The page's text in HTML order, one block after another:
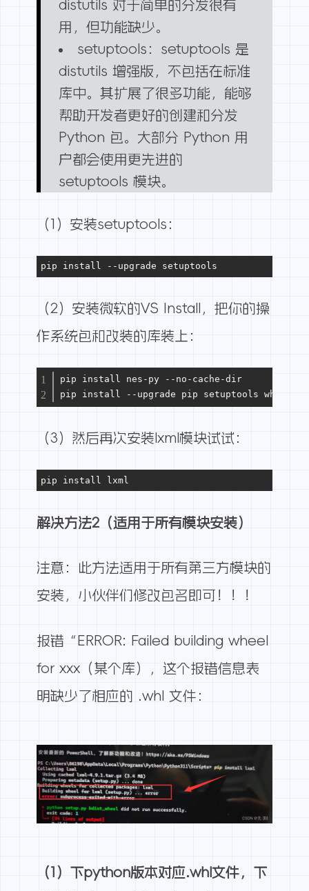
distutils 对于简单的分发很有
用，但功能缺少。
setuptools：setuptools 是
distutils 增强版，不包括在标准
库中。其扩展了很多功能，能够
帮助开发者更好的创建和分发
Python 包。大部分 Python 用
户都会使用更先进的
setuptools 模块。
（1）安装setuptools：
pip install --upgrade setuptools
（2）安装微软的VS Install，把你的操
作系统包和改装的库装上：
pip install nes-py
--no-cache-dir
pip install
--upgrade pip setuptools wheel
（3）然后再次安装lxml模块试试：
pip install lxml
解决方法2（适用于所有模块安装）
注意：此方法适用于所有第三方模块的
安装，小伙伴们修改包名即可！！！
报错“ERROR: Failed building wheel
for xxx（某个库），这个报错信息表
明缺少了相应的 .whl 文件：
（1）下python版本对应.whl文件，下